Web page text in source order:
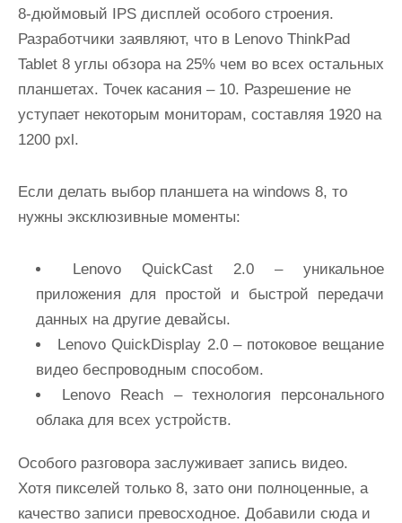
8-дюймовый IPS дисплей особого строения.
Разработчики заявляют, что в Lenovo ThinkPad
Tablet 8 углы обзора на 25% чем во всех остальных
планшетах. Точек касания – 10. Разрешение не
уступает некоторым мониторам, составляя 1920 на
1200 pxl.
Если делать выбор планшета на windows 8, то
нужны эксклюзивные моменты:
Lenovo QuickCast 2.0 – уникальное
приложения для простой и быстрой передачи
данных на другие девайсы.
Lenovo QuickDisplay 2.0 – потоковое вещание
видео беспроводным способом.
Lenovo Reach – технология персонального
облака для всех устройств.
Особого разговора заслуживает запись видео.
Хотя пикселей только 8, зато они полноценные, а
качество записи превосходное. Добавили сюда и